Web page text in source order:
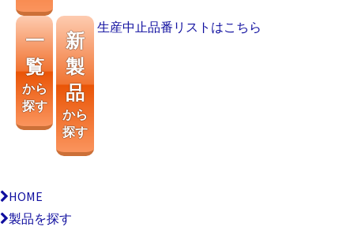
一
覧
から
探す
新
製
品
から
探す
生産中止品番リストはこちら
HOME
製品を探す